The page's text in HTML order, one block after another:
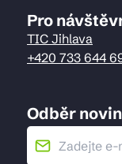
Pro
TIC Jihlava
+420 733 644
Odběr